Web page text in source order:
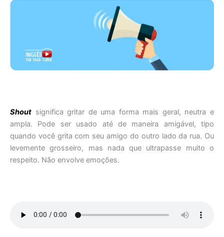
Shout significa gritar de uma forma mais geral, neutra e
ampla. Pode ser usado até de maneira amigável, tipo
quando você grita com seu amigo do outro lado da rua. Ou
levemente grosseiro, mas nada que ultrapasse muito o
respeito. Não envolve emoções.